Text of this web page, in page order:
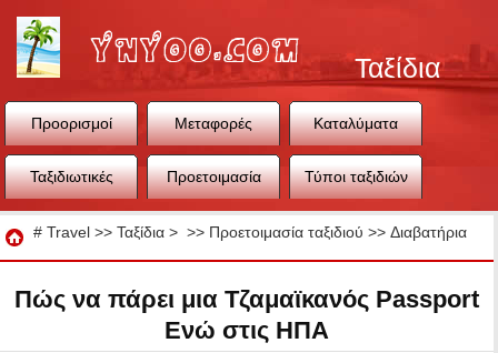
Ταξίδια
Προορισμοί Μεταφορές Καταλύματα
Ταξιδιωτικές Προετοιμασία Τύποι ταξιδιών
Ταξίδια
# Travel >> Ταξίδια > >> Προετοιμασία ταξιδιού >> Διαβατήρια
Πώς να πάρει μια Τζαμαϊκανός Passport
Ενώ στις ΗΠΑ